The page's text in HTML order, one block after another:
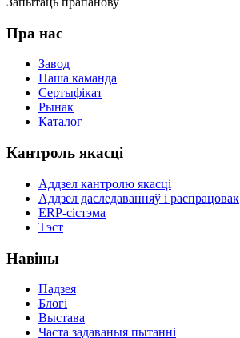
Пра нас
Завод
Наша каманда
Сертыфікат
Рынак
Каталог
Кантроль якасці
Аддзел кантролю якасці
Аддзел даследаванняў і распрацовак
ERP-сістэма
Тэст
Навіны
Падзея
Блогі
Выстава
Часта задаваныя пытанні